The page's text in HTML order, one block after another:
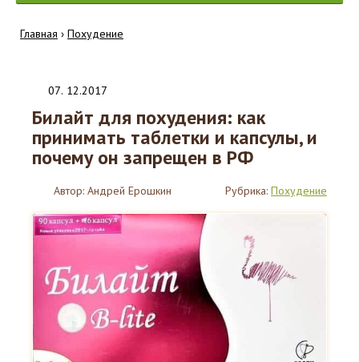
Главная › Похудение
07. 12.2017
Билайт для похудения: как
принимать таблетки и капсулы, и
почему он запрещен в РФ
Автор: Андрей Ерошкин Рубрика: Похудение